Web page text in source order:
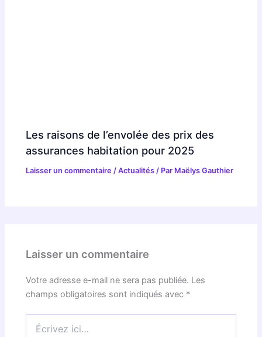
Les raisons de l’envolée des prix des
assurances habitation pour 2025
Laisser un commentaire /Actualités / Par Maëlys Gauthier
Laisser un commentaire
Votre adresse e-mail ne sera pas publiée. Les
champs obligatoires sont indiqués avec *
ici…